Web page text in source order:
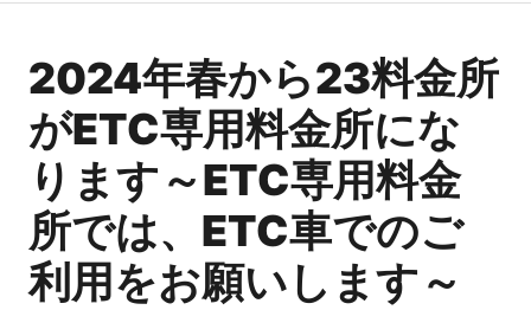
2024年春から23料金所
がETC専用料金所にな
ります～ETC専用料金
所では、ETC車でのご
利用をお願いします～